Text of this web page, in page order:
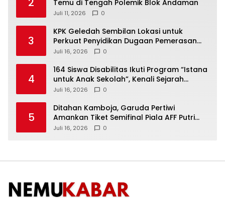
Temu di Tengah Polemik Blok Andaman
Juli 11, 2026 0
3
KPK Geledah Sembilan Lokasi untuk
Perkuat Penyidikan Dugaan Pemerasan
Bupati Sukoharjo Nonaktif
Juli 16, 2026 0
4
164 Siswa Disabilitas Ikuti Program “Istana
untuk Anak Sekolah”, Kenali Sejarah
Bangsa dan Pemerintahan
Juli 16, 2026 0
5
Ditahan Kamboja, Garuda Pertiwi
Amankan Tiket Semifinal Piala AFF Putri
2026
Juli 16, 2026 0